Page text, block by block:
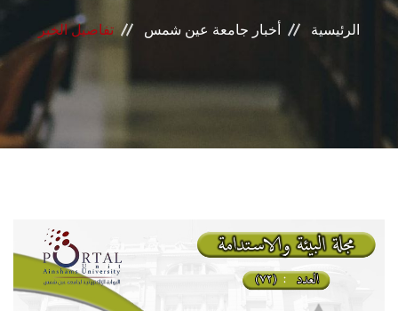
المراكز والوحدات
الأنظمة الذكية
الإعلام
هيئة التدريس
الرئيسية أخبار جامعة عين شمس تفاصيل الخبر